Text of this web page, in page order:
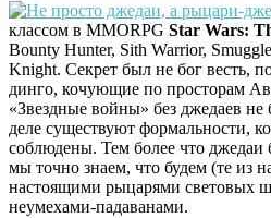
Republic»
классом в MMORPG Star Wars:
Bounty Hunter, Sith Warrior,
Knight. Секрет был не бог весть,
динго, кочующие по просторам
«Звездные войны» без джедаев
деле существуют формальности,
соблюдены. Тем более что
мы точно знаем, что будем (те из
настоящими рыцарями световых
неумехами-падаванами.